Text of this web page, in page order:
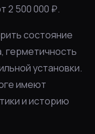
2 500 000 ₽.
состояние
герметичность
установки.
имеют
и историю